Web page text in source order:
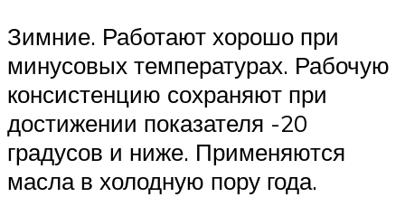
Зимние. Работают хорошо при
минусовых температурах. Рабочую
консистенцию сохраняют при
достижении показателя -20
градусов и ниже. Применяются
масла в холодную пору года.